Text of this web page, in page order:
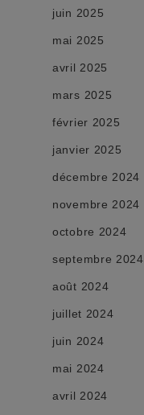
juin 2025
mai 2025
avril 2025
mars 2025
février 2025
janvier 2025
décembre 2024
novembre 2024
octobre 2024
septembre 2024
août 2024
juillet 2024
juin 2024
mai 2024
avril 2024